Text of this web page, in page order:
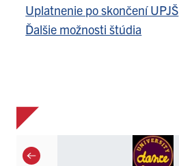
Uplatnenie po skončení UPJŠ
Ďalšie možnosti štúdia